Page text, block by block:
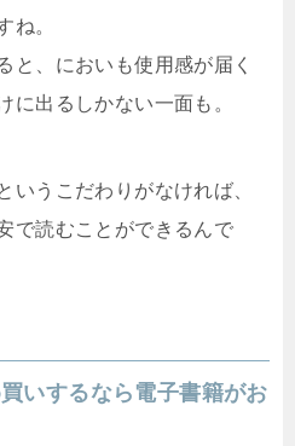
ね。
と、においも使用感が届く
に出るしかない一面も。
いうこだわりがなければ、
で読むことができるんで
いするなら電子書籍がお